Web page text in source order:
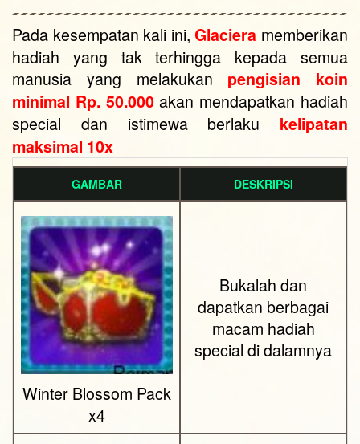
Pada kesempatan kali ini,Glaciera memberikan
hadiah yang tak terhingga kepada semua
manusia yang melakukan pengisian koin
minimal Rp. 50.000akan mendapatkan hadiah
special dan istimewa berlaku kelipatan
maksimal 10x
GAMBAR DESKRIPSI
Winter Blossom Pack
x4
Bukalah dan
dapatkan berbagai
macam hadiah
special di dalamnya